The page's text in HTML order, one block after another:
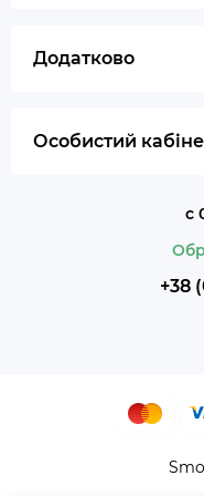
Додатково
Особистий
с
+38